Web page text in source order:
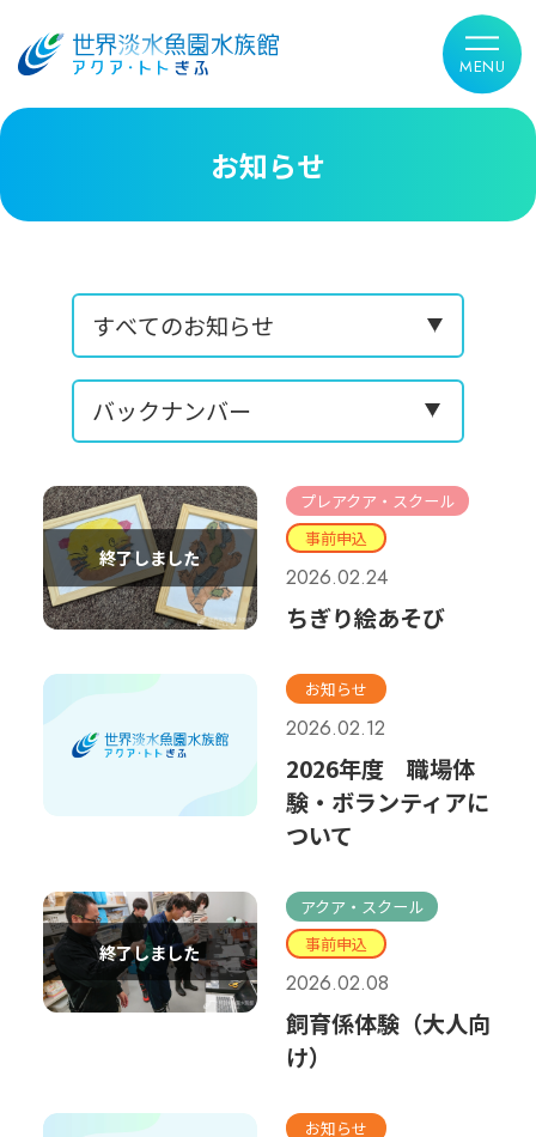
お知らせ
プレアクア・スクール
事前申込
2026.02.24
ちぎり絵あそび
お知らせ
2026.02.12
2026年度 職場体
験・ボランティアに
ついて
アクア・スクール
事前申込
2026.02.08
飼育係体験（大人向
け）
お知らせ